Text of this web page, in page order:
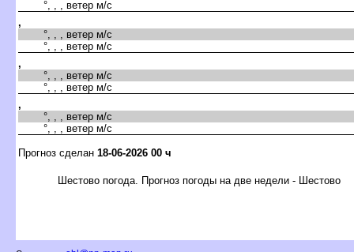
°, , , ветер м/с
,
°, , , ветер м/с
°, , , ветер м/с
,
°, , , ветер м/с
°, , , ветер м/с
,
°, , , ветер м/с
°, , , ветер м/с
Прогноз сделан 18-06-2026 00 ч
Шестово погода. Прогноз погоды на две недели - Шестово